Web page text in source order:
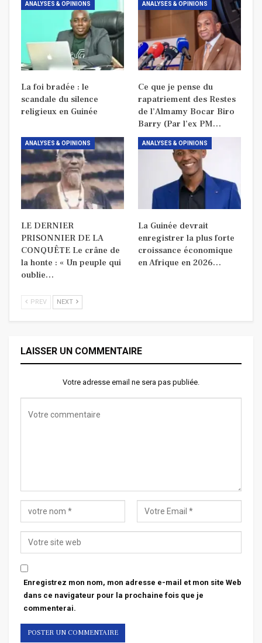
ANALYSES & OPINIONS
La foi bradée : le
scandale du silence
religieux en Guinée
ANALYSES & OPINIONS
Ce que je pense du
rapatriement des Restes
de l’Almamy Bocar Biro
Barry (Par l’ex PM…
ANALYSES & OPINIONS
LE DERNIER
PRISONNIER DE LA
CONQUÊTE Le crâne de
la honte : « Un peuple qui
oublie…
ANALYSES & OPINIONS
La Guinée devrait
enregistrer la plus forte
croissance économique
en Afrique en 2026…
PREV NEXT
LAISSER UN COMMENTAIRE
Votre adresse email ne sera pas publiée.
Enregistrez mon nom, mon adresse e-mail et mon site Web
dans ce navigateur pour la prochaine fois que je
commenterai.